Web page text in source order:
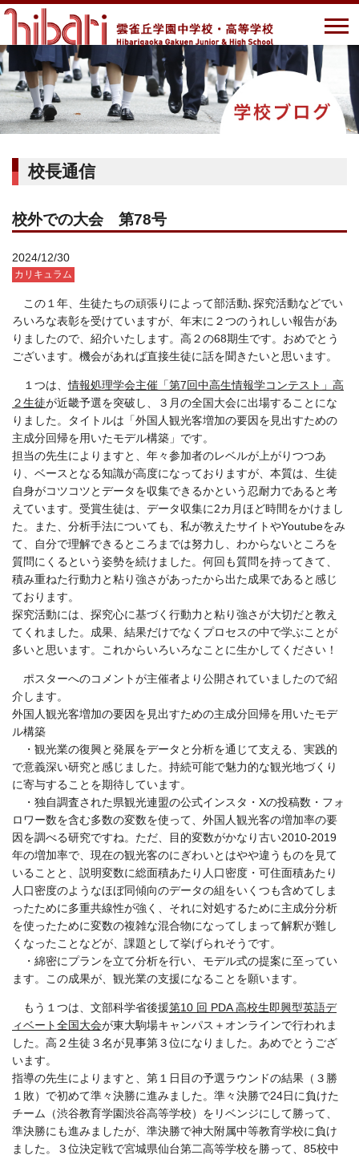
校長通信
校外での大会 第78号
2024/12/30
カリキュラム
この１年、生徒たちの頑張りによって部活動､探究活動などでい
ろいろな表彰を受けていますが、年末に２つのうれしい報告があ
りましたので、紹介いたします。高２の68期生です。おめでとう
ございます。機会があれば直接生徒に話を聞きたいと思います。
１つは、情報処理学会主催「第7回中高生情報学コンテスト」高
２生徒が近畿予選を突破し、３月の全国大会に出場することにな
りました。タイトルは「外国人観光客増加の要因を見出すための
主成分回帰を用いたモデル構築」です。
担当の先生によりますと、年々参加者のレベルが上がりつつあ
り、ベースとなる知識が高度になっておりますが、本質は、生徒
自身がコツコツとデータを収集できるかという忍耐力であると考
えています。受賞生徒は、データ収集に2カ月ほど時間をかけまし
た。また、分析手法についても、私が教えたサイトやYoutubeをみ
て、自分で理解できるところまでは努力し、わからないところを
質問にくるという姿勢を続けました。何回も質問を持ってきて、
積み重ねた行動力と粘り強さがあったから出た成果であると感じ
ております。
探究活動には、探究心に基づく行動力と粘り強さが大切だと教え
てくれました。成果、結果だけでなくプロセスの中で学ぶことが
多いと思います。これからいろいろなことに生かしてください！
ポスターへのコメントが主催者より公開されていましたので紹
介します。
外国人観光客増加の要因を見出すための主成分回帰を用いたモデ
ル構築
・観光業の復興と発展をデータと分析を通じて支える、実践的
で意義深い研究と感じました。持続可能で魅力的な観光地づくり
に寄与することを期待しています。
・独自調査された県観光連盟の公式インスタ・Xの投稿数・フォ
ロワー数を含む多数の変数を使って、外国人観光客の増加率の要
因を調べる研究ですね。ただ、目的変数がかなり古い2010-2019
年の増加率で、現在の観光客のにぎわいとはやや違うものを見て
いることと、説明変数に総面積あたり人口密度・可住面積あたり
人口密度のようなほぼ同傾向のデータの組をいくつも含めてしま
ったために多重共線性が強く、それに対処するために主成分分析
を使ったために変数の複雑な混合物になってしまって解釈が難し
くなったことなどが、課題として挙げられそうです。
・綿密にプランを立て分析を行い、モデル式の提案に至ってい
ます。この成果が、観光業の支援になることを願います。
もう１つは、文部科学省後援第10 回 PDA 高校生即興型英語デ
ィベート全国大会が東大駒場キャンパス＋オンラインで行われま
した。高２生徒３名が見事第３位になりました。あめでとうござ
います。
指導の先生によりますと、第１日目の予選ラウンドの結果（３勝
１敗）で初めて準々決勝に進みました。準々決勝で24日に負けた
チーム（渋谷教育学園渋谷高等学校）をリベンジにして勝って、
準決勝にも進みましたが、準決勝で神大附属中等教育学校に負け
ました。３位決定戦で宮城県仙台第二高等学校を勝って、85校中